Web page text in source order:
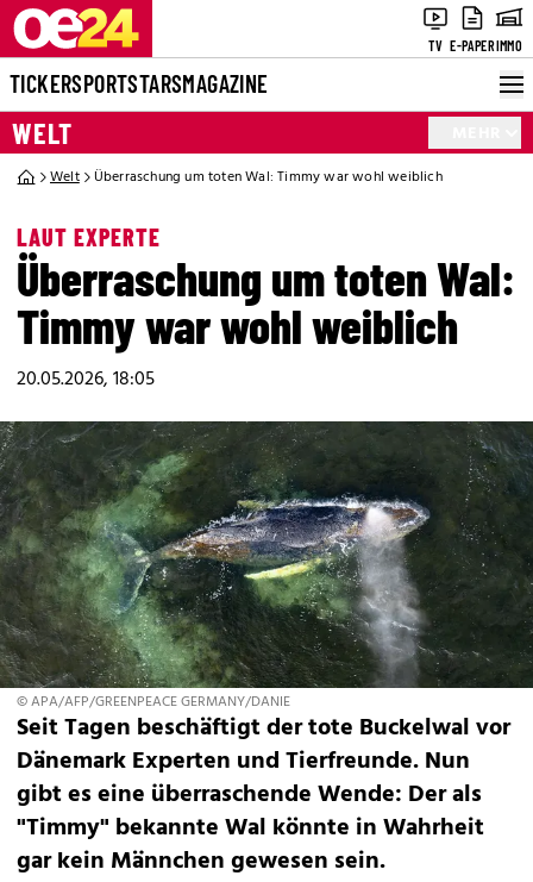
TV E-PAPERIMMO
TICKERSPORTSTARSMAGAZINE
WELT
Welt Überraschung um toten Wal: Timmy war wohl weiblich
LAUT EXPERTE
Überraschung um toten Wal:
Timmy war wohl weiblich
20.05.2026, 18:05
© APA/AFP/GREENPEACE GERMANY/DANIE
Seit Tagen beschäftigt der tote Buckelwal vor
Dänemark Experten und Tierfreunde. Nun
gibt es eine überraschende Wende: Der als
"Timmy" bekannte Wal könnte in Wahrheit
gar kein Männchen gewesen sein.